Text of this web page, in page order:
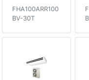
FHA100ARR100
BV-30T